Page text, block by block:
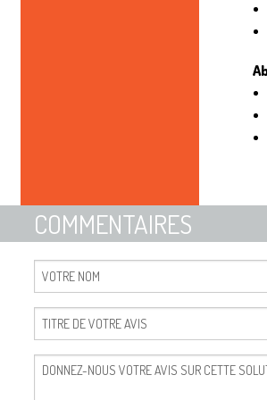
COMMENTAIRES